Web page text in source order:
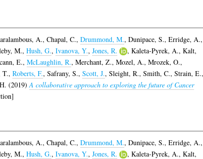
A., Chapal, C., Drummond, M., Dunipace, S., Erridge, A.,
M., Hush, G., Ivanova, Y., Jones, R. , Kaleta-Pyrek, A., Kalt,
E., McLaughlin, R., Merchant, Z., Mozel, A., Mrozek, O.,
T., Roberts, F., Safrany, S., Scott, J., Sleight, R., Smith, C., Strain, E.,
(2019) A collaborative approach to exploring the future of Cancer
A., Chapal, C., Drummond, M., Dunipace, S., Erridge, A.,
M., Hush, G., Ivanova, Y., Jones, R. , Kaleta-Pyrek, A., Kalt,